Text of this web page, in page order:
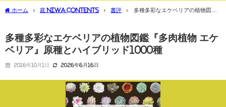
ホーム 庭 NIWA CONTENTS 書評
多種多彩なエケベリアの植物図鑑
多種多彩なエケベリアの植物図鑑『多肉植物 エケ
ベリア』原種とハイブリッド1000種
2016年10月1日 2026年6月16日